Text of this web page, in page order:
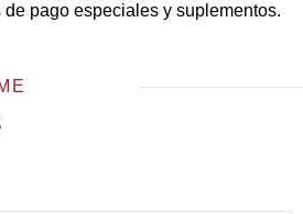
pago especiales y suplementos.